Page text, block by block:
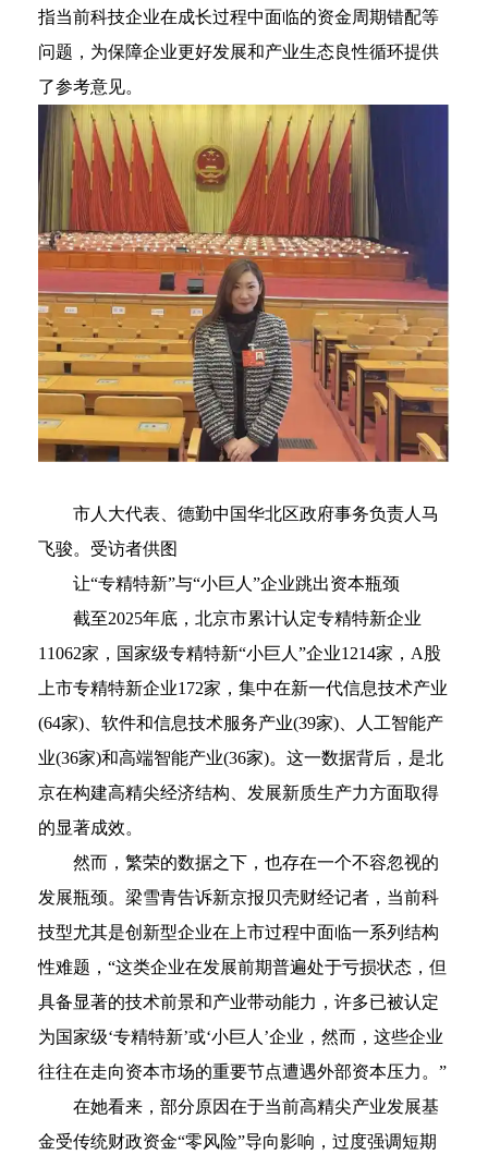
指当前科技企业在成长过程中面临的资金周期错配等
问题，为保障企业更好发展和产业生态良性循环提供
了参考意见。
市人大代表、德勤中国华北区政府事务负责人马
飞骏。受访者供图
让“专精特新”与“小巨人”企业跳出资本瓶颈
截至2025年底，北京市累计认定专精特新企业
11062家，国家级专精特新“小巨人”企业1214家，A股
上市专精特新企业172家，集中在新一代信息技术产业
(64家)、软件和信息技术服务产业(39家)、人工智能产
业(36家)和高端智能产业(36家)。这一数据背后，是北
京在构建高精尖经济结构、发展新质生产力方面取得
的显著成效。
然而，繁荣的数据之下，也存在一个不容忽视的
发展瓶颈。梁雪青告诉新京报贝壳财经记者，当前科
技型尤其是创新型企业在上市过程中面临一系列结构
性难题，“这类企业在发展前期普遍处于亏损状态，但
具备显著的技术前景和产业带动能力，许多已被认定
为国家级‘专精特新’或‘小巨人’企业，然而，这些企业
往往在走向资本市场的重要节点遭遇外部资本压力。”
在她看来，部分原因在于当前高精尖产业发展基
金受传统财政资金“零风险”导向影响，过度强调短期